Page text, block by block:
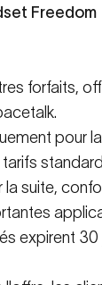
Freedom
forfaits,
pour
suite,
expirent